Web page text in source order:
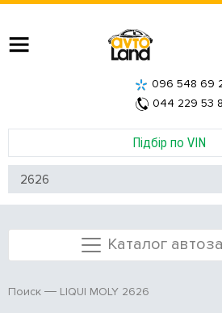
Підбір по VIN
096 548 69
044 229 53
Каталог
Поиск LIQUI MOLY 2626